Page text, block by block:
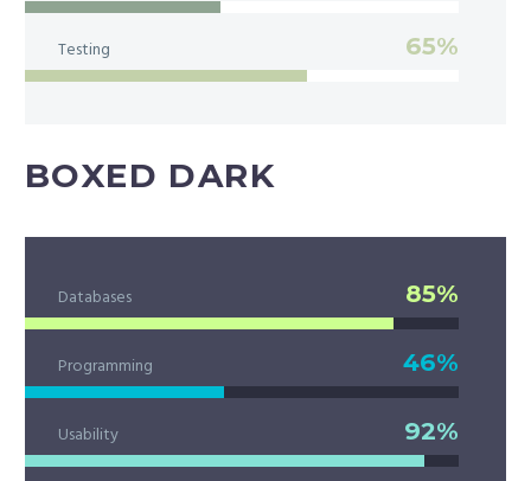
Testing 65%
BOXED DARK
Databases 85%
Programming 46%
Usability 92%